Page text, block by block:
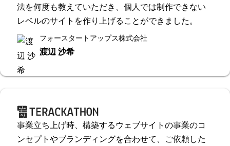
法を何度も教えていただき、個人では制作できない
レベルのサイトを作り上げることができました。
フォースタートアップス株式会社
渡辺 沙希
事業立ち上げ時、構築するウェブサイトの事業のコ
ンセプトやブランディングを合わせて、ご依頼した